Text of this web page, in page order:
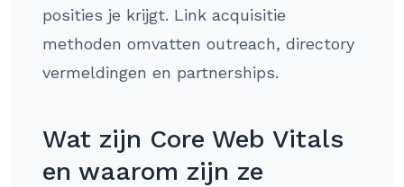
posities je krijgt. Link acquisitie
methoden omvatten outreach, directory
vermeldingen en partnerships.
Wat zijn Core Web Vitals
en waarom zijn ze